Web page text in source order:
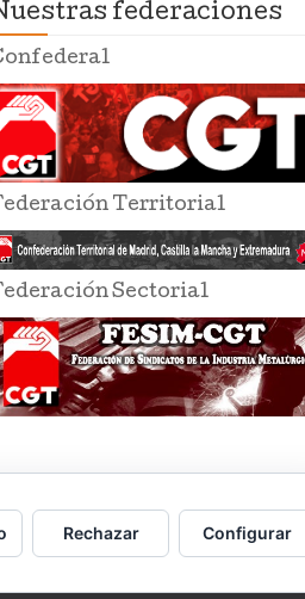
federaciones
Territorial
Sectorial
Rechazar Configurar